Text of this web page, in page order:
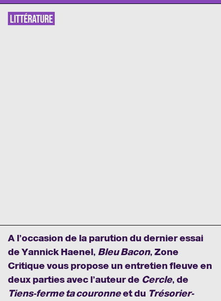
LITTÉRATURE
A l’occasion de la parution du dernier essai
de Yannick Haenel, Bleu Bacon, Zone
Critique vous propose un entretien fleuve en
deux parties avec l’auteur de Cercle, de
Tiens-ferme ta couronneet du Trésorier-